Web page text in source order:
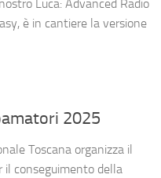
Luca: Advanced Radio
è in cantiere la versione
2025
Toscana organizza il
il conseguimento della